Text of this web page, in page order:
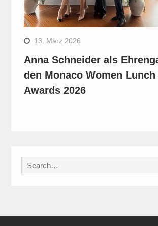
13. März 2026
Anna Schneider als
den Monaco Women Lunch
Awards 2026
Search
for: